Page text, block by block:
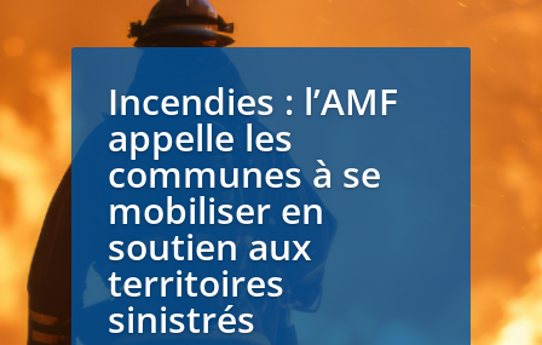
Incendies : l’AMF
appelle les
communes à se
mobiliser en
soutien aux
territoires
sinistrés